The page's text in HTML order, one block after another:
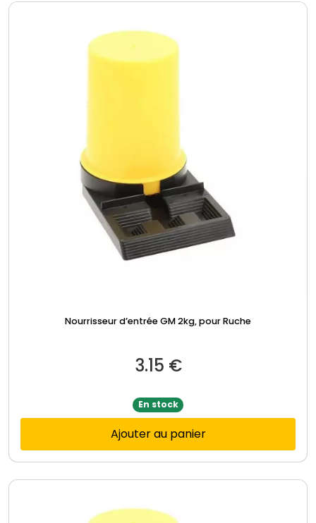
Nourrisseur d’entrée GM 2kg, pour Ruche
3.15 €
En stock
Ajouter au panier